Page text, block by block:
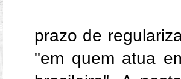
prazo de
"em quem atua